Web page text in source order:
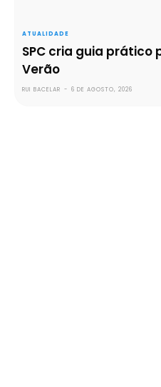
ATUALIDADE
SPC cria guia prático
Verão
RUI BACELAR - 6 DE AGOSTO, 2026